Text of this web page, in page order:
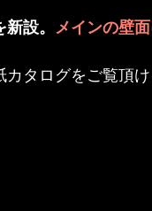
設。 メインの壁
タログをご覧頂